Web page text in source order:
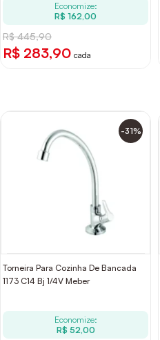
Economize:
R$ 162,00
R$ 445,90
R$ 283,90 cada
-31%
Torneira Para Cozinha De Bancada
1173 C14 Bj 1/4V Meber
Economize:
R$ 52,00